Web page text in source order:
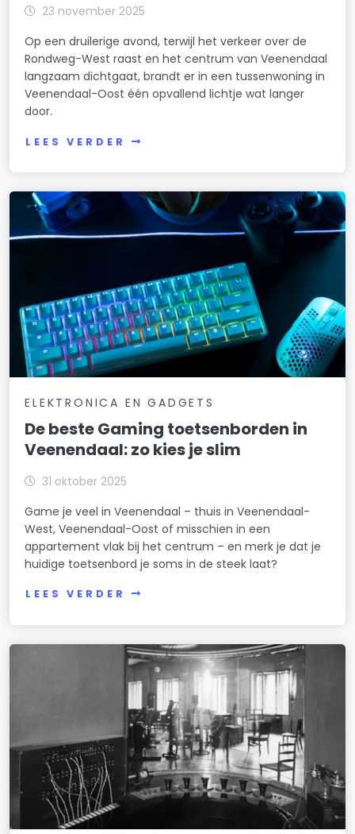
23 november 2025
Op een druilerige avond, terwijl het verkeer over de
Rondweg-West raast en het centrum van Veenendaal
langzaam dichtgaat, brandt er in een tussenwoning in
Veenendaal-Oost één opvallend lichtje wat langer
door.
LEES VERDER
ELEKTRONICA EN GADGETS
De beste Gaming toetsenborden in
Veenendaal: zo kies je slim
31 oktober 2025
Game je veel in Veenendaal – thuis in Veenendaal-
West, Veenendaal-Oost of misschien in een
appartement vlak bij het centrum – en merk je dat je
huidige toetsenbord je soms in de steek laat?
LEES VERDER